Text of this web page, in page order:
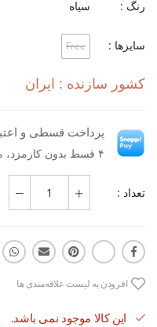
رنگ : سیاه
سایزها : Free
کشور سازنده : ایران
پرداخت قسطی و
۴ قسط بدون کارمزد، ماهانه ۲۳٬۷۵۰ تومان
تعداد :
افزودن به لیست علاقه‌مندی ها
این کالا موجود نمی باشد.